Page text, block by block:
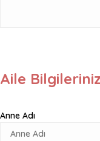
Aile Bilgileriniz
Anne Adı